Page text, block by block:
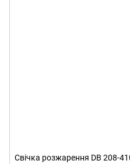
Свічка розжарення DB 208-